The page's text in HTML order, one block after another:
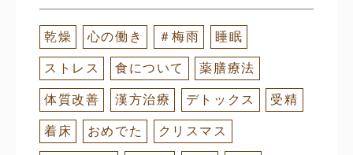
乾燥 心の働き ＃梅雨 睡眠
ストレス 食について 薬膳療法
体質改善 漢方治療 デトックス 受精
着床 おめでた クリスマス